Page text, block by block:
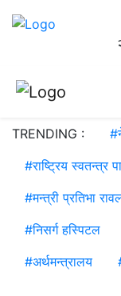
TRENDING : #
#राष्ट्रिय स्वतन्त्र
#मन्त्री प्रतिभा
#निसर्ग हस्पिटल
#अर्थमन्त्रालय